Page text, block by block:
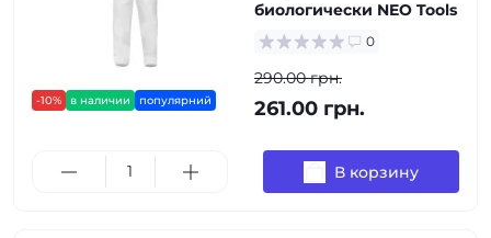
-10% в наличии популярний
биологически NEO Tools
0
290.00 грн.
261.00 грн.
В корзину